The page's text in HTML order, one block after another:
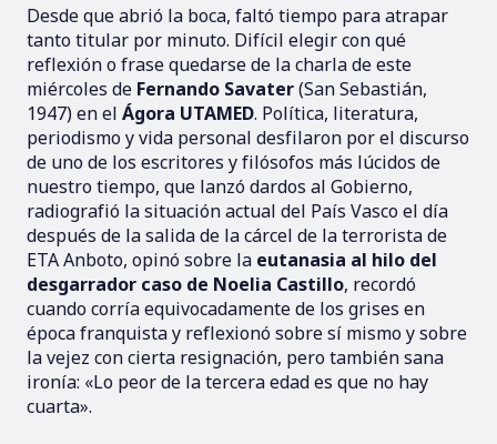
Desde que abrió la boca, faltó tiempo para atrapar
tanto titular por minuto. Difícil elegir con qué
reflexión o frase quedarse de la charla de este
miércoles de Fernando Savater(San Sebastián,
1947) en el Ágora UTAMED. Política, literatura,
periodismo y vida personal desfilaron por el discurso
de uno de los escritores y filósofos más lúcidos de
nuestro tiempo, que lanzó dardos al Gobierno,
radiografió la situación actual del País Vasco el día
después de la salida de la cárcel de la terrorista de
ETA Anboto, opinó sobre la eutanasia al hilo del
desgarrador caso de Noelia Castillo, recordó
cuando corría equivocadamente de los grises en
época franquista y reflexionó sobre sí mismo y sobre
la vejez con cierta resignación, pero también sana
ironía: «Lo peor de la tercera edad es que no hay
cuarta».